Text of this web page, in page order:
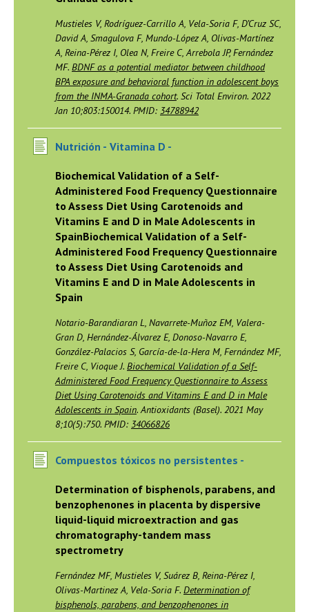
Mustieles V, Rodríguez-Carrillo A, Vela-Soria F, D’Cruz SC,
David A, Smagulova F, Mundo-López A, Olivas-Martínez
A, Reina-Pérez I, Olea N, Freire C, Arrebola JP, Fernández
MF. BDNF as a potential mediator between childhood
BPA exposure and behavioral function in adolescent boys
from the INMA-Granada cohort. Sci Total Environ. 2022
Jan 10;803:150014. PMID: 34788942
Nutrición - Vitamina D -
Biochemical Validation of a Self-
Administered Food Frequency Questionnaire
to Assess Diet Using Carotenoids and
Vitamins E and D in Male Adolescents in
SpainBiochemical Validation of a Self-
Administered Food Frequency Questionnaire
to Assess Diet Using Carotenoids and
Vitamins E and D in Male Adolescents in
Spain
Notario-Barandiaran L, Navarrete-Muñoz EM, Valera-
Gran D, Hernández-Álvarez E, Donoso-Navarro E,
González-Palacios S, García-de-la-Hera M, Fernández MF,
Freire C, Vioque J. Biochemical Validation of a Self-
Administered Food Frequency Questionnaire to Assess
Diet Using Carotenoids and Vitamins E and D in Male
Adolescents in Spain. Antioxidants (Basel). 2021 May
8;10(5):750. PMID: 34066826
Compuestos tóxicos no persistentes -
Determination of bisphenols, parabens, and
benzophenones in placenta by dispersive
liquid-liquid microextraction and gas
chromatography-tandem mass
spectrometry
Fernández MF, Mustieles V, Suárez B, Reina-Pérez I,
Olivas-Martinez A, Vela-Soria F. Determination of
bisphenols, parabens, and benzophenones in